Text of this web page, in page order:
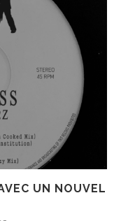
UN NOUVEL